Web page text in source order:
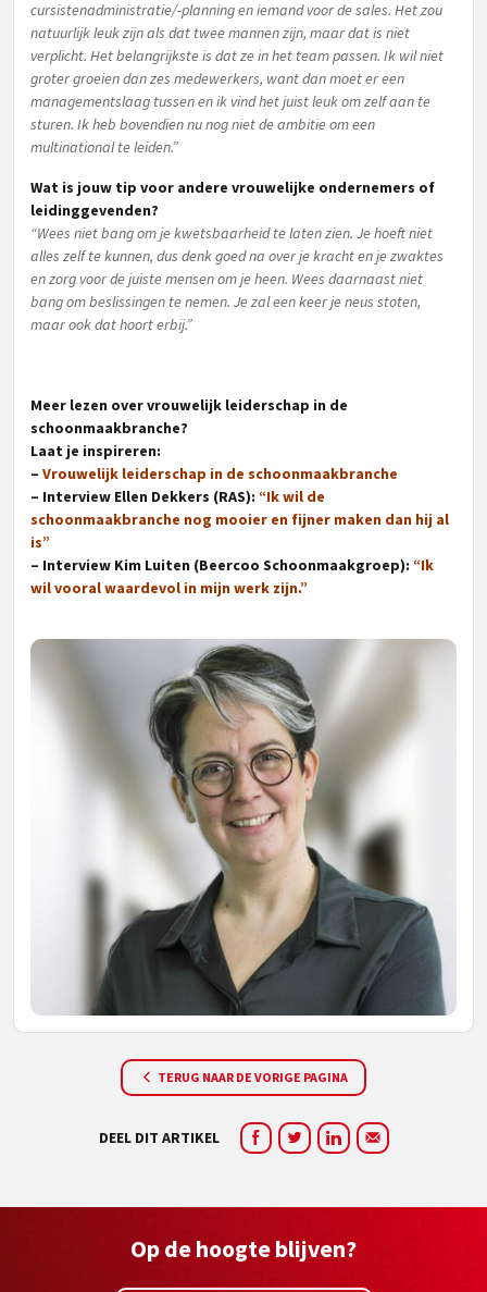
cursistenadministratie/-planning en iemand voor de sales. Het zou
natuurlijk leuk zijn als dat twee mannen zijn, maar dat is niet
verplicht. Het belangrijkste is dat ze in het team passen. Ik wil niet
groter groeien dan zes medewerkers, want dan moet er een
managementslaag tussen en ik vind het juist leuk om zelf aan te
sturen. Ik heb bovendien nu nog niet de ambitie om een
multinational te leiden.”
Wat is jouw tip voor andere vrouwelijke ondernemers of
leidinggevenden?
“Wees niet bang om je kwetsbaarheid te laten zien. Je hoeft niet
alles zelf te kunnen, dus denk goed na over je kracht en je zwaktes
en zorg voor de juiste mensen om je heen. Wees daarnaast niet
bang om beslissingen te nemen. Je zal een keer je neus stoten,
maar ook dat hoort erbij.”
Meer lezen over vrouwelijk leiderschap in de
schoonmaakbranche?
Laat je inspireren:
– Vrouwelijk leiderschap in de schoonmaakbranche
– Interview Ellen Dekkers (RAS): “Ik wil de
schoonmaakbranche nog mooier en fijner maken dan hij al
is”
– Interview Kim Luiten (Beercoo Schoonmaakgroep): “Ik
wil vooral waardevol in mijn werk zijn.”
TERUG NAAR DE VORIGE PAGINA
DEEL DIT ARTIKEL
Op de hoogte blijven?